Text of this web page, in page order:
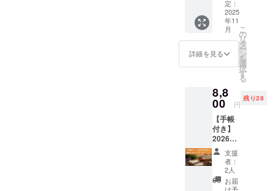
円、
5,000
円、
同じ内
容にな
す。 ご
支援あ
りがと
うござ
いま
す！
【オレ
ンジ系
バー】
中 （木
星：蟹
海王
星：牡
羊座、
天王
星：双
子座）
魂・
心・身
体を
「癒
手帳を
開くた
びに、
ふと背
してく
れるよ
うな1枚
はずで
す。
セット
内容：
・星と
香りの
癒し手
帳（B5
／224
ページ
クトを
一緒に
育てて
くださ
る“あな
た”の存
りま
す。 い
たご支
援は、
手帳制
作と皆
さんと
の2026
年の創
ロマ・
12星座
スプ
レー」
シリー
ズ この
なたの
お好き
な星座
のスプ
レー1本
と、
2026年
の宇宙
の流れ
を一緒
── 星の
香りと
とも
に、毎
日を心
地よ
く。 12
れぞれ
のエネ
ルギー
に合わ
せて調
香し
た、 星
アロマ
オリジ
ナルの
「12星
定：
2025
年11
月
詳細を見る
こ
の
リ
タ
ー
ン
を
選
択
す
る
8,8
00 円
残り28
【手帳
付き】
2026年
を先取
り！星
読みと
使い方
ワーク
支援
者：
2人
お届
け予